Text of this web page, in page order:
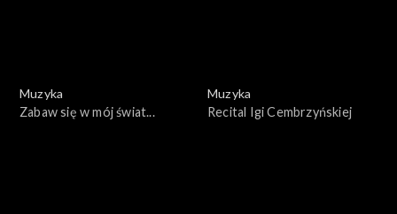
Muzyka
Zabaw się w mój świat...
Muzyka
Recital Igi Cembrzyńskiej